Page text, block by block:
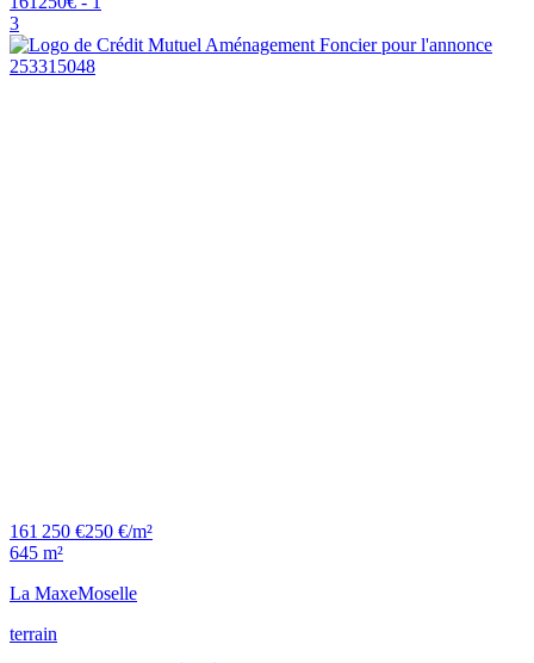
3
161 250 €250 €/m²
645 m²
La MaxeMoselle
terrain